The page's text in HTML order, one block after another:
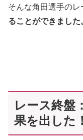
そんな角田選手のレ
ることができました
レース終盤
果を出した！